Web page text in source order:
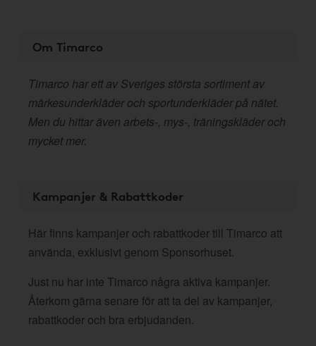
Om Timarco
Timarco har ett av Sveriges största sortiment av
märkesunderkläder och sportunderkläder på nätet.
Men du hittar även arbets-, mys-, träningskläder och
mycket mer.
Kampanjer & Rabattkoder
Här finns kampanjer och rabattkoder till Timarco att
använda, exklusivt genom Sponsorhuset.
Just nu har inte Timarco några aktiva kampanjer.
Återkom gärna senare för att ta del av kampanjer,
rabattkoder och bra erbjudanden.